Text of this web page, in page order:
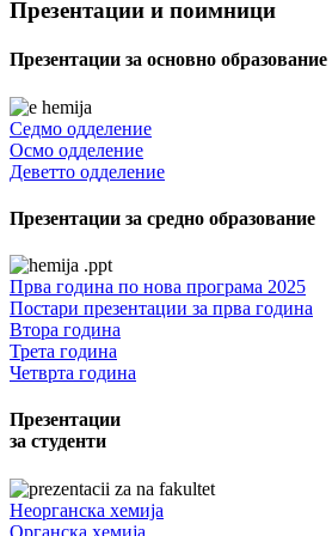
Презентации и поимници
Презентации за основно образование
Седмо одделение
Осмо одделение
Деветто одделение
Презентации за средно образование
Прва година по нова програма 2025
Постари презентации за прва година
Втора година
Трета година
Четврта година
Презентации
за студенти
Неорганска хемија
Органска хемија